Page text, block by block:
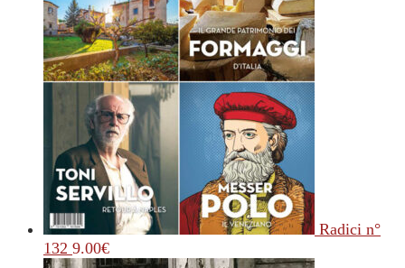
Radici n°
132 9.00€